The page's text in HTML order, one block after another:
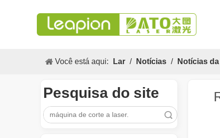
Você está aqui: Lar / Notícias / Notícias
Pesquisa do site